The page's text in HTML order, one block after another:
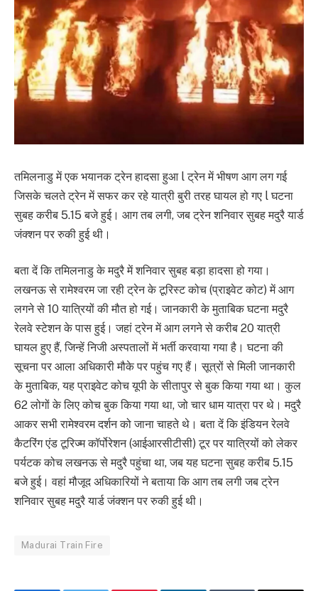
तमिलनाडु में एक भयानक ट्रेन हादसा हुआ l ट्रेन में भीषण आग लग गई
जिसके चलते ट्रेन में सफर कर रहे यात्री बुरी तरह घायल हो गए l घटना
सुबह करीब 5.15 बजे हुई। आग तब लगी, जब ट्रेन शनिवार सुबह मदुरै यार्ड
जंक्शन पर रुकी हुई थी।
बता दें कि तमिलनाडु के मदुरै में शनिवार सुबह बड़ा हादसा हो गया।
लखनऊ से रामेश्वरम जा रही ट्रेन के टूरिस्ट कोच (प्राइवेट कोट) में आग
लगने से 10 यात्रियों की मौत हो गई। जानकारी के मुताबिक घटना मदुरै
रेलवे स्टेशन के पास हुई। जहां ट्रेन में आग लगने से करीब 20 यात्री
घायल हुए हैं, जिन्हें निजी अस्पतालों में भर्ती करवाया गया है। घटना की
सूचना पर आला अधिकारी मौके पर पहुंच गए हैं। सूत्रों से मिली जानकारी
के मुताबिक, यह प्राइवेट कोच यूपी के सीतापुर से बुक किया गया था। कुल
62 लोगों के लिए कोच बुक किया गया था, जो चार धाम यात्रा पर थे। मदुरै
आकर सभी रामेश्वरम दर्शन को जाना चाहते थे। बता दें कि इंडियन रेलवे
कैटरिंग एंड टूरिज्म कॉर्पोरेशन (आईआरसीटीसी) टूर पर यात्रियों को लेकर
पर्यटक कोच लखनऊ से मदुरै पहुंचा था, जब यह घटना सुबह करीब 5.15
बजे हुई। वहां मौजूद अधिकारियों ने बताया कि आग तब लगी जब ट्रेन
शनिवार सुबह मदुरै यार्ड जंक्शन पर रुकी हुई थी।
Madurai Train Fire